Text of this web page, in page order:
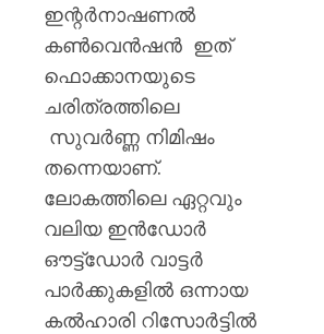
ഇന്റർനാഷണൽ
കൺവെൻഷൻ ഇത്‌
ഫൊക്കാനയുടെ
ചരിത്രത്തിലെ
സുവർണ്ണ നിമിഷം
തന്നെയാണ്.
ലോകത്തിലെ ഏറ്റവും
വലിയ ഇൻഡോർ
ഔട്ട്ഡോർ വാട്ടർ
പാർക്കുകളിൽ ഒന്നായ
കൽഹാരി റിസോർട്ടിൽ